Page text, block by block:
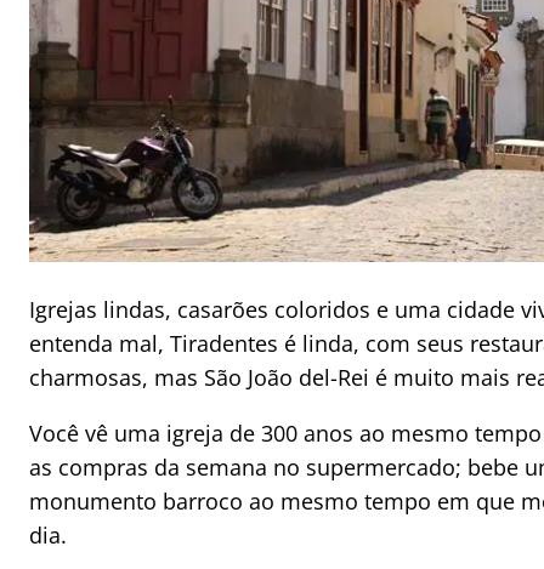
Igrejas lindas, casarões coloridos e uma cidade
entenda mal, Tiradentes é linda, com seus
charmosas, mas São João del-Rei é muito mais
Você vê uma igreja de 300 anos ao mesmo
as compras da semana no supermercado; bebe
monumento barroco ao mesmo tempo em que
dia.